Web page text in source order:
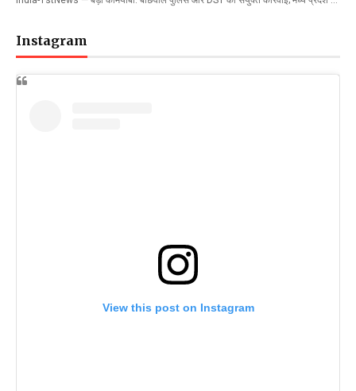
Instagram
View this post on Instagram